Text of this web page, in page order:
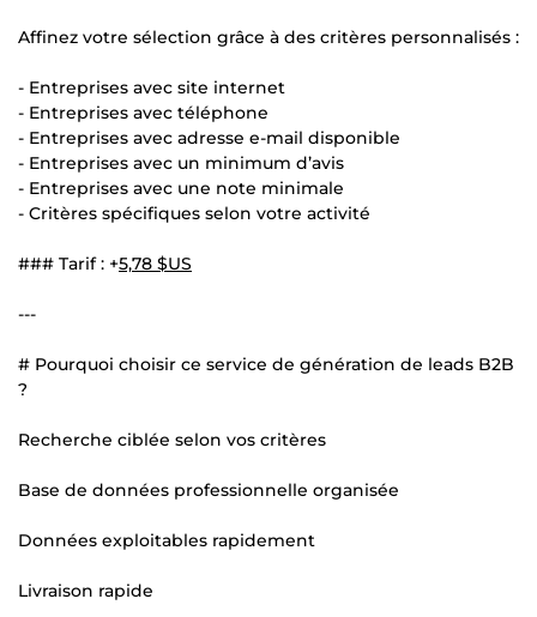
Affinez votre sélection grâce à des critères personnalisés :
- Entreprises avec site internet
- Entreprises avec téléphone
- Entreprises avec adresse e-mail disponible
- Entreprises avec un minimum d’avis
- Entreprises avec une note minimale
- Critères spécifiques selon votre activité
### Tarif : +5,78 $US
---
# Pourquoi choisir ce service de génération de leads B2B
?
Recherche ciblée selon vos critères
Base de données professionnelle organisée
Données exploitables rapidement
Livraison rapide